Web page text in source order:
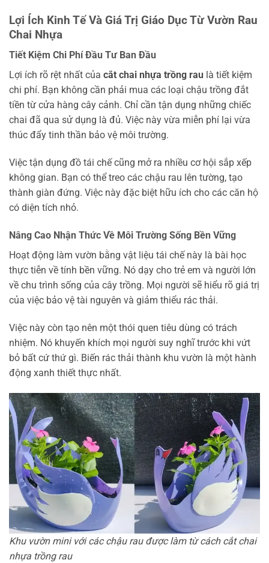
Lợi Ích Kinh Tế Và Giá Trị Giáo Dục Từ Vườn Rau
Chai Nhựa
Tiết Kiệm Chi Phí Đầu Tư Ban Đầu
Lợi ích rõ rệt nhất của cắt chai nhựa trồng rau là tiết kiệm
chi phí. Bạn không cần phải mua các loại chậu trồng đắt
tiền từ cửa hàng cây cảnh. Chỉ cần tận dụng những chiếc
chai đã qua sử dụng là đủ. Việc này vừa miễn phí lại vừa
thúc đẩy tinh thần bảo vệ môi trường.
Việc tận dụng đồ tái chế cũng mở ra nhiều cơ hội sắp xếp
không gian. Bạn có thể treo các chậu rau lên tường, tạo
thành giàn đứng. Việc này đặc biệt hữu ích cho các căn hộ
có diện tích nhỏ.
Nâng Cao Nhận Thức Về Môi Trường Sống Bền Vững
Hoạt động làm vườn bằng vật liệu tái chế này là bài học
thực tiễn về tính bền vững. Nó dạy cho trẻ em và người lớn
về chu trình sống của cây trồng. Mọi người sẽ hiểu rõ giá trị
của việc bảo vệ tài nguyên và giảm thiểu rác thải.
Việc này còn tạo nên một thói quen tiêu dùng có trách
nhiệm. Nó khuyến khích mọi người suy nghĩ trước khi vứt
bỏ bất cứ thứ gì. Biến rác thải thành khu vườn là một hành
động xanh thiết thực nhất.
Khu vườn mini với các chậu rau được làm từ cách cắt chai
nhựa trồng rau